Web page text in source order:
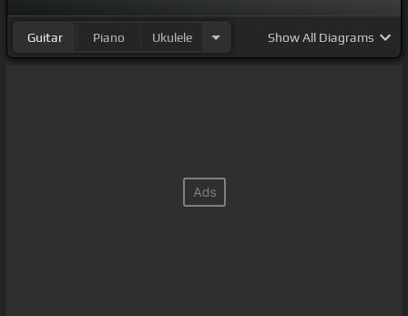
Guitar Piano Ukulele ShowAll Diagrams